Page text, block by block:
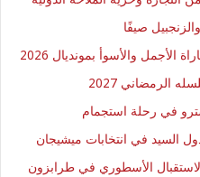
صيفًا
والأسوأ بمونديال 2026
2027
في رحلة استجمام
السيد في انتخابات ميشيجان
الأسطوري في طرابزون